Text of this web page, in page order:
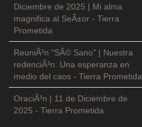
Diciembre de 2025 | Mi alma
magnifica al SeÃ±or - Tierra
Prometida
ReuniÃ³n "SÃ© Sano" | Nuestra
redenciÃ³n: Una esperanza en
medio del caos - Tierra Prometida
OraciÃ³n | 11 de Diciembre de
2025 - Tierra Prometida